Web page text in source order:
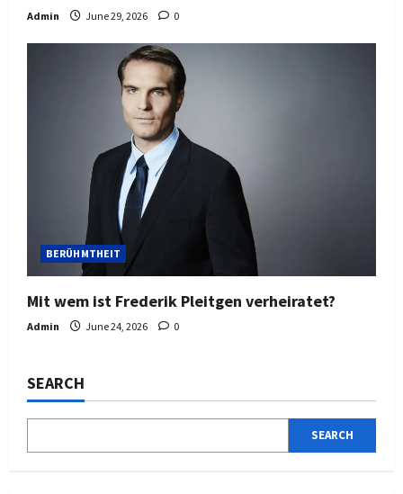
Admin June 29, 2026 0
BERÜHMTHEIT
Mit wem ist Frederik Pleitgen verheiratet?
Admin June 24, 2026 0
SEARCH
SEARCH